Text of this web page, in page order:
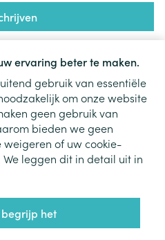
ervaring beter te maken.
gebruik van essentiële
om onze website
geen gebruik van
bieden we geen
weigeren of uw cookie-
leggen dit in detail uit in
het
met onzeprivacy policy.